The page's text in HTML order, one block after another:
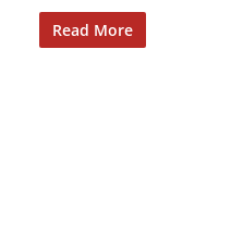
Read More